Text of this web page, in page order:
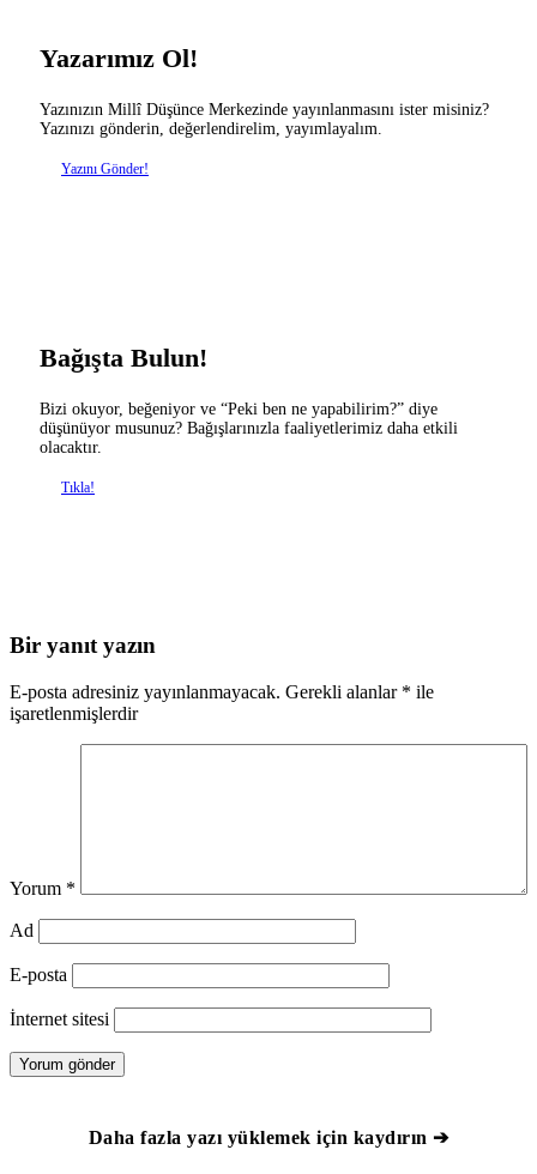
Yazarımız Ol!
Yazınızın Millî Düşünce Merkezinde yayınlanmasını ister misiniz?
Yazınızı gönderin, değerlendirelim, yayımlayalım.
Yazını Gönder!
Bağışta Bulun!
Bizi okuyor, beğeniyor ve “Peki ben ne yapabilirim?” diye
düşünüyor musunuz? Bağışlarınızla faaliyetlerimiz daha etkili
olacaktır.
Tıkla!
Bir yanıt yazın
E-posta adresiniz yayınlanmayacak. Gerekli alanlar * ile
işaretlenmişlerdir
Yorum *
Ad
E-posta
İnternet sitesi
Daha fazla yazı yüklemek için kaydırın ➔